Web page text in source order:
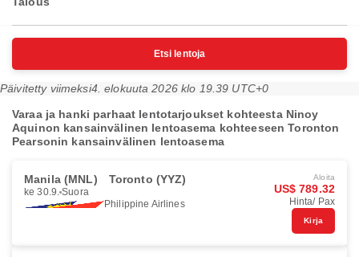
Etsi lentoja
Päivitetty viimeksi4. elokuuta 2026 klo 19.39 UTC+0
Varaa ja hanki parhaat lentotarjoukset kohteesta Ninoy
Aquinon kansainvälinen lentoasema kohteeseen Toronton
Pearsonin kansainvälinen lentoasema
Manila (MNL) Toronto (YYZ)
ke 30.9. Suora
Philippine Airlines
Aloita
US$ 789.32
Hinta/ Pax
Kirja